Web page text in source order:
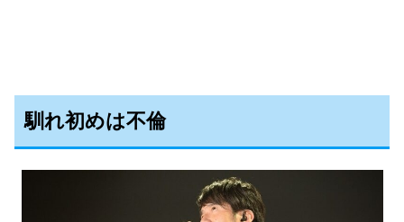
馴れ初めは不倫